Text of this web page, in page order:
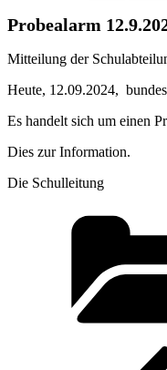
Probealarm
Mitteilung der
Heute, 12.09.2024,
Es handelt sich um einen
Dies zur Information.
Die Schulleitung